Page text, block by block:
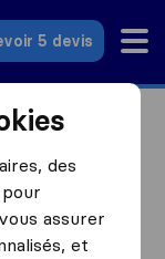
5 devis
Chambéry
des
assurer
et